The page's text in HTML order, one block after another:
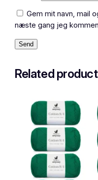
Gem mit navn, mail
næste gang jeg
Related